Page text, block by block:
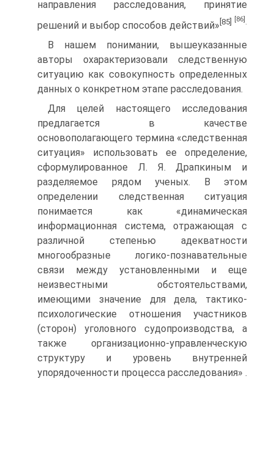
направления расследования, принятие
решений и выбор способов действий» [85] [86] .
В нашем понимании, вышеуказанные
авторы охарактеризовали следственную
ситуацию как совокупность определенных
данных о конкретном этапе расследования.
Для целей настоящего исследования
предлагается в качестве
основополагающего термина «следственная
ситуация» использовать ее определение,
сформулированное Л. Я. Драпкиным и
разделяемое рядом ученых. В этом
определении следственная ситуация
понимается как «динамическая
информационная система, отражающая с
различной степенью адекватности
многообразные логико-познавательные
связи между установленными и еще
неизвестными обстоятельствами,
имеющими значение для дела, тактико-
психологические отношения участников
(сторон) уголовного судопроизводства, а
также организационно-управленческую
структуру и уровень внутренней
упорядоченности процесса расследования» .